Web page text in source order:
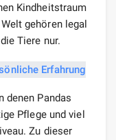
Kindheitstraum
gehören legal
Tiere nur.
denen Pandas
Pflege und viel
Zu dieser